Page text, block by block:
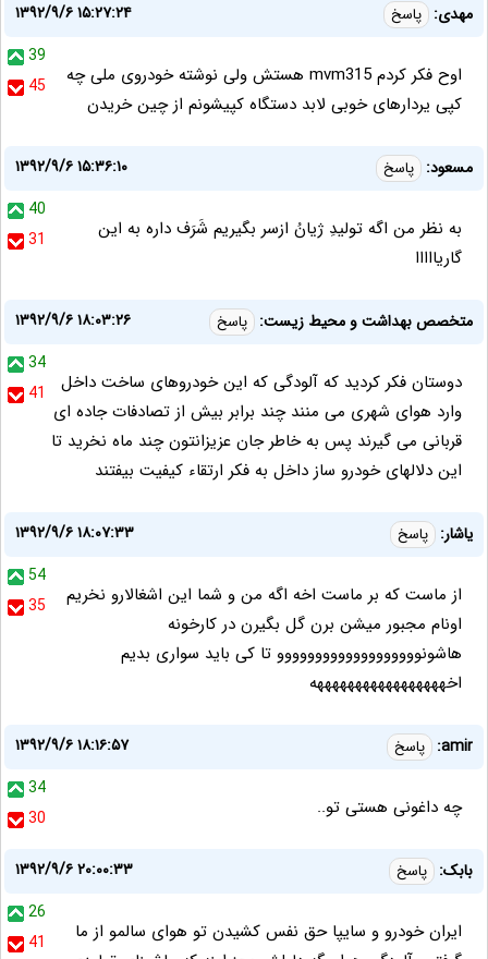
مهدی: پاسخ
۱۳۹۲/۹/۶ ۱۵:۲۷:۲۴
39
45
اوح فکر کردم mvm315 هستش ولی نوشته خودروی ملی چه
کپی یردارهای خوبی لابد دستگاه کپیشونم از چین خریدن
مسعود: پاسخ
۱۳۹۲/۹/۶ ۱۵:۳۶:۱۰
40
31
به نظر من اگه توليدِ ژيانُ ازسر بگيريم شَرَف داره به اين
گاريااااا
متخصص بهداشت و محیط زیست: پاسخ
۱۳۹۲/۹/۶ ۱۸:۰۳:۲۶
34
41
دوستان فکر کردید که آلودگی که این خودروهای ساخت داخل
وارد هوای شهری می منند چند برابر بیش از تصادفات جاده ای
قربانی می گیرند پس به خاطر جان عزیزانتون چند ماه نخرید تا
این دلالهای خودرو ساز داخل به فکر ارتقاء کیفیت بیفتند
یاشار: پاسخ
۱۳۹۲/۹/۶ ۱۸:۰۷:۳۳
54
35
از ماست که بر ماست اخه اگه من و شما این اشغالارو نخریم
اونام مجبور میشن برن گل بگیرن در کارخونه
هاشونووووووووووووووووووو تا کی باید سواری بدیم
اخهههههههههههههههههه
amir: پاسخ
۱۳۹۲/۹/۶ ۱۸:۱۶:۵۷
34
30
چه داغونی هستی تو..
بابک: پاسخ
۱۳۹۲/۹/۶ ۲۰:۰۰:۳۳
26
41
ایران خودرو و سایپا حق نفس کشیدن تو هوای سالمو از ما